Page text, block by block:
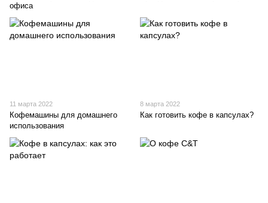
офиса
11 марта 2022
Кофемашины для домашнего
использования
8 марта 2022
Как готовить кофе в капсулах?